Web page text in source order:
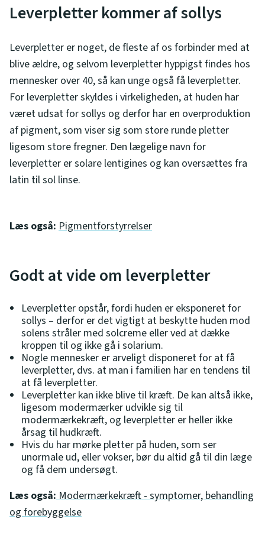
Leverpletter kommer af sollys
Leverpletter er noget, de fleste af os forbinder med at
blive ældre, og selvom leverpletter hyppigst findes hos
mennesker over 40, så kan unge også få leverpletter.
For leverpletter skyldes i virkeligheden, at huden har
været udsat for sollys og derfor har en overproduktion
af pigment, som viser sig som store runde pletter
ligesom store fregner. Den lægelige navn for
leverpletter er solare lentigines og kan oversættes fra
latin til sol linse.
Læs også: Pigmentforstyrrelser
Godt at vide om leverpletter
Leverpletter opstår, fordi huden er eksponeret for
sollys – derfor er det vigtigt at beskytte huden mod
solens stråler med solcreme eller ved at dække
kroppen til og ikke gå i solarium.
Nogle mennesker er arveligt disponeret for at få
leverpletter, dvs. at man i familien har en tendens til
at få leverpletter.
Leverpletter kan ikke blive til kræft. De kan altså ikke,
ligesom modermærker udvikle sig til
modermærkekræft, og leverpletter er heller ikke
årsag til hudkræft.
Hvis du har mørke pletter på huden, som ser
unormale ud, eller vokser, bør du altid gå til din læge
og få dem undersøgt.
Læs også: Modermærkekræft - symptomer, behandling
og forebyggelse